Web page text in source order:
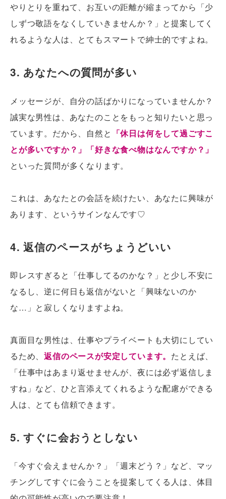
やりとりを重ねて、お互いの距離が縮まってから「少
しずつ敬語をなくしていきませんか？」と提案してく
れるような人は、とてもスマートで紳士的ですよね。
3. あなたへの質問が多い
メッセージが、自分の話ばかりになっていませんか？
誠実な男性は、あなたのことをもっと知りたいと思っ
ています。だから、自然と 「休日は何をして過ごすこ
とが多いですか？」「好きな食べ物はなんですか？」
といった質問が多くなります。
これは、あなたとの会話を続けたい、あなたに興味が
あります、というサインなんです♡
4. 返信のペースがちょうどいい
即レスすぎると「仕事してるのかな？」と少し不安に
なるし、逆に何日も返信がないと「興味ないのか
な…」と寂しくなりますよね。
真面目な男性は、仕事やプライベートも大切にしてい
るため、返信のペースが安定しています。 たとえば、
「仕事中はあまり返せませんが、夜には必ず返信しま
すね」など、ひと言添えてくれるような配慮ができる
人は、とても信頼できます。
5. すぐに会おうとしない
「今すぐ会えませんか？」「週末どう？」など、マッ
チングしてすぐに会うことを提案してくる人は、体目